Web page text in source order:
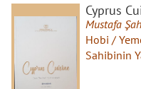
Cyprus
Mustafa Şah
Hobi /
Sahibinin